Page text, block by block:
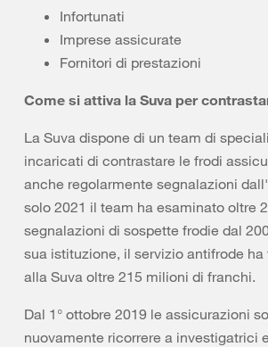
Infortunati
Imprese assicurate
Fornitori di prestazioni
Come si attiva la Suva per
La Suva dispone di un team di
incaricati di contrastare le frodi
anche regolarmente segnalazioni
solo 2021 il team ha esaminato oltre
segnalazioni di sospette frodie dal
sua istituzione, il servizio antifrode
alla Suva oltre 215 milioni di franchi.
Dal 1° ottobre 2019 le assicurazioni
nuovamente ricorrere a investigatrici